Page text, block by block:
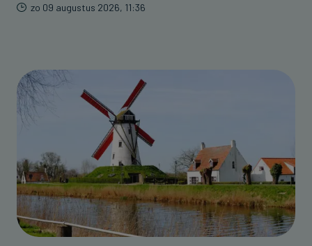
zo 09 augustus 2026, 11:36